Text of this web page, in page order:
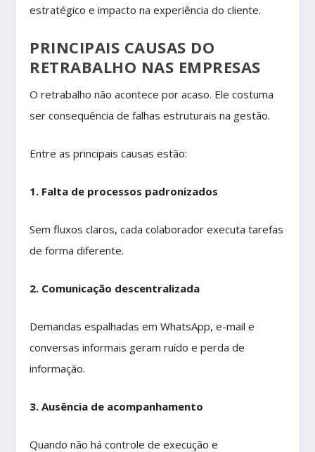
estratégico e impacto na experiência do cliente.
PRINCIPAIS CAUSAS DO
RETRABALHO NAS EMPRESAS
O retrabalho não acontece por acaso. Ele costuma
ser consequência de falhas estruturais na gestão.
Entre as principais causas estão:
1. Falta de processos padronizados
Sem fluxos claros, cada colaborador executa tarefas
de forma diferente.
2. Comunicação descentralizada
Demandas espalhadas em WhatsApp, e-mail e
conversas informais geram ruído e perda de
informação.
3. Ausência de acompanhamento
Quando não há controle de execução e